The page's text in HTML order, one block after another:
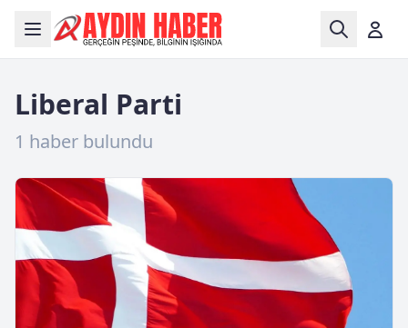
Liberal Parti
1 haber bulundu